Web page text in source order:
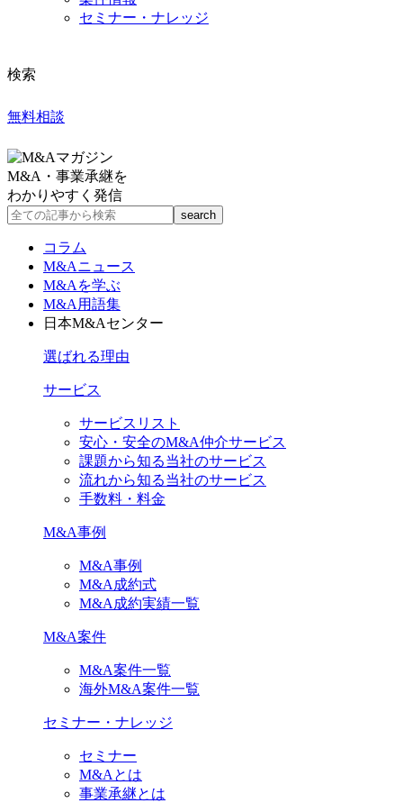
セミナー・ナレッジ
検索
無料相談
M&A・事業承継を
わかりやすく発信
コラム
M&Aニュース
M&Aを学ぶ
M&A用語集
日本M&Aセンター
選ばれる理由
サービス
サービスリスト
安心・安全のM&A仲介サービス
課題から知る当社のサービス
流れから知る当社のサービス
手数料・料金
M&A事例
M&A事例
M&A成約式
M&A成約実績一覧
M&A案件
M&A案件一覧
海外M&A案件一覧
セミナー・ナレッジ
セミナー
M&Aとは
事業承継とは